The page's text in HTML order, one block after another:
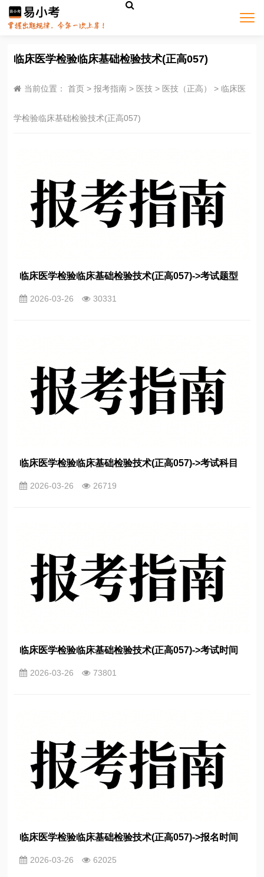
临床医学检验临床基础检验技术(正高057)
当前位置： 首页 >报考指南 > 医技 > 医技（正高） > 临床医
学检验临床基础检验技术(正高057)
临床医学检验临床基础检验技术(正高057)->考试题型
2026-03-26 30331
临床医学检验临床基础检验技术(正高057)->考试科目
2026-03-26 26719
临床医学检验临床基础检验技术(正高057)->考试时间
2026-03-26 73801
临床医学检验临床基础检验技术(正高057)->报名时间
2026-03-26 62025